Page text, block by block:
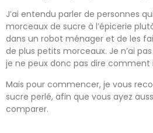
J’ai entendu parler de personnes
morceaux de sucre à l’épicerie
dans un robot ménager et de les
de plus petits morceaux. Je n’ai
je ne peux donc pas dire comment
Mais pour commencer, je vous
sucre perlé, afin que vous ayez
comparer.